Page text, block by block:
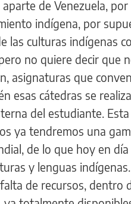
de Venezuela,
indígena, por
las culturas indígenas
no quiere decir que
asignaturas que
esas cátedras se
del estudiante.
ya tendremos una
de lo que hoy en
y lenguas
de recursos, dentro